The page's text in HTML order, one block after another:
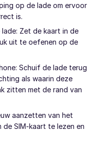
op de lade om ervoor
is.
Zet de kaart in de
uit te oefenen op de
Schuif de lade terug
als waarin deze
zitten met de rand van
aanzetten van het
SIM-kaart te lezen en